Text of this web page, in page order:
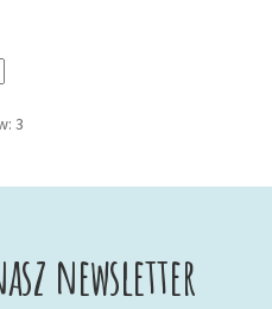
3Posortowane
newsletter